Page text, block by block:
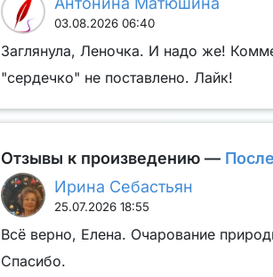
03.08.2026 06:40
Заглянула, Леночка. И надо же!
"сердечко" не поставлено. Лайк!
Отзывы к произведению —
Ирина Себастьян
25.07.2026 18:55
Всё верно, Елена. Очарование
Спасибо.